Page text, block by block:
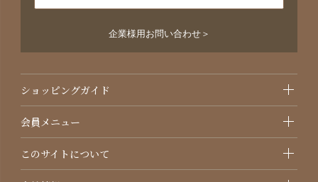
企業様用お問い合わせ＞
ショッピングガイド
会員メニュー
このサイトについて